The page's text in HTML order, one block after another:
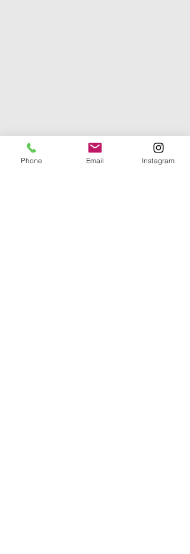
Phone Email Instagram